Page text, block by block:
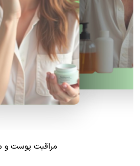
مراقبت پوست و